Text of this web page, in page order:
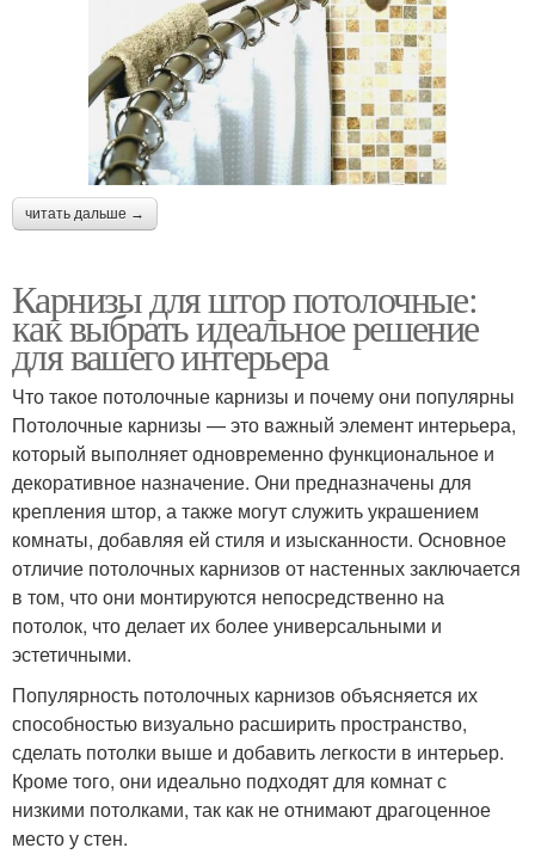
читать дальше →
Карнизы для штор потолочные:
как выбрать идеальное решение
для вашего интерьера
Что такое потолочные карнизы и почему они популярны
Потолочные карнизы — это важный элемент интерьера,
который выполняет одновременно функциональное и
декоративное назначение. Они предназначены для
крепления штор, а также могут служить украшением
комнаты, добавляя ей стиля и изысканности. Основное
отличие потолочных карнизов от настенных заключается
в том, что они монтируются непосредственно на
потолок, что делает их более универсальными и
эстетичными.
Популярность потолочных карнизов объясняется их
способностью визуально расширить пространство,
сделать потолки выше и добавить легкости в интерьер.
Кроме того, они идеально подходят для комнат с
низкими потолками, так как не отнимают драгоценное
место у стен.